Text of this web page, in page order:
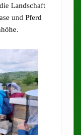
Landschaft
und Pferd